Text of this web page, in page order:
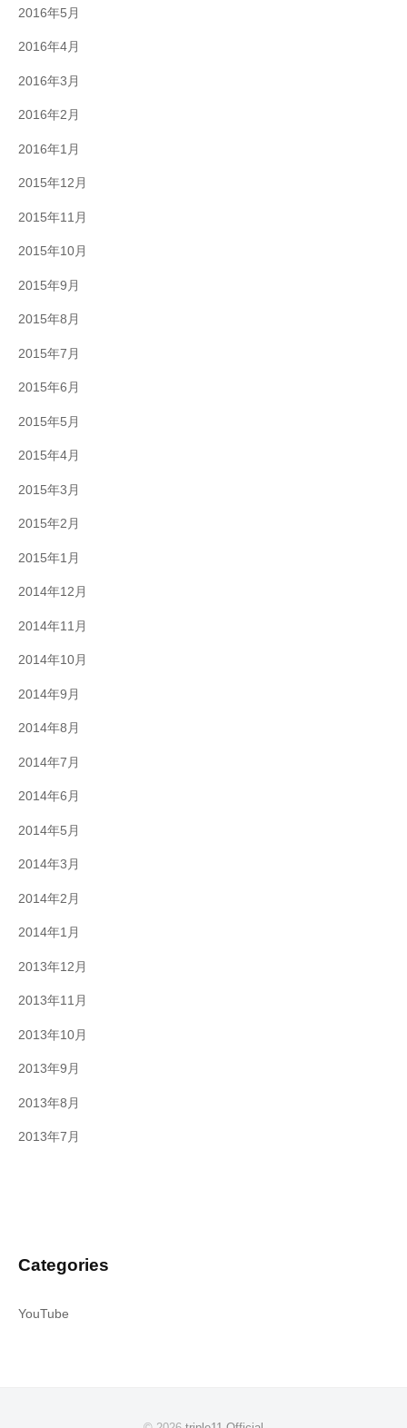
2016年5月
2016年4月
2016年3月
2016年2月
2016年1月
2015年12月
2015年11月
2015年10月
2015年9月
2015年8月
2015年7月
2015年6月
2015年5月
2015年4月
2015年3月
2015年2月
2015年1月
2014年12月
2014年11月
2014年10月
2014年9月
2014年8月
2014年7月
2014年6月
2014年5月
2014年3月
2014年2月
2014年1月
2013年12月
2013年11月
2013年10月
2013年9月
2013年8月
2013年7月
Categories
YouTube